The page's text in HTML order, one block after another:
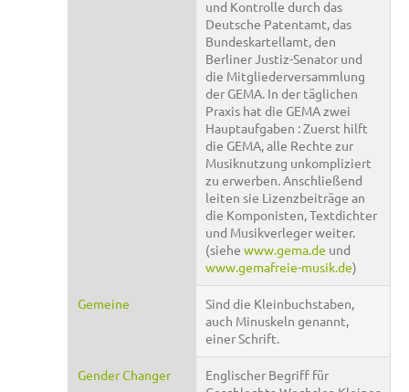
und Kontrolle durch das
Deutsche Patentamt, das
Bundeskartellamt, den
Berliner Justiz-Senator und
die Mitgliederversammlung
der GEMA. In der täglichen
Praxis hat die GEMA zwei
Hauptaufgaben : Zuerst hilft
die GEMA, alle Rechte zur
Musiknutzung unkompliziert
zu erwerben. Anschließend
leiten sie Lizenzbeiträge an
die Komponisten, Textdichter
und Musikverleger weiter.
(siehe www.gema.de und
www.gemafreie-musik.de)
Gemeine
Sind die Kleinbuchstaben,
auch Minuskeln genannt,
einer Schrift.
Gender Changer
Englischer Begriff für